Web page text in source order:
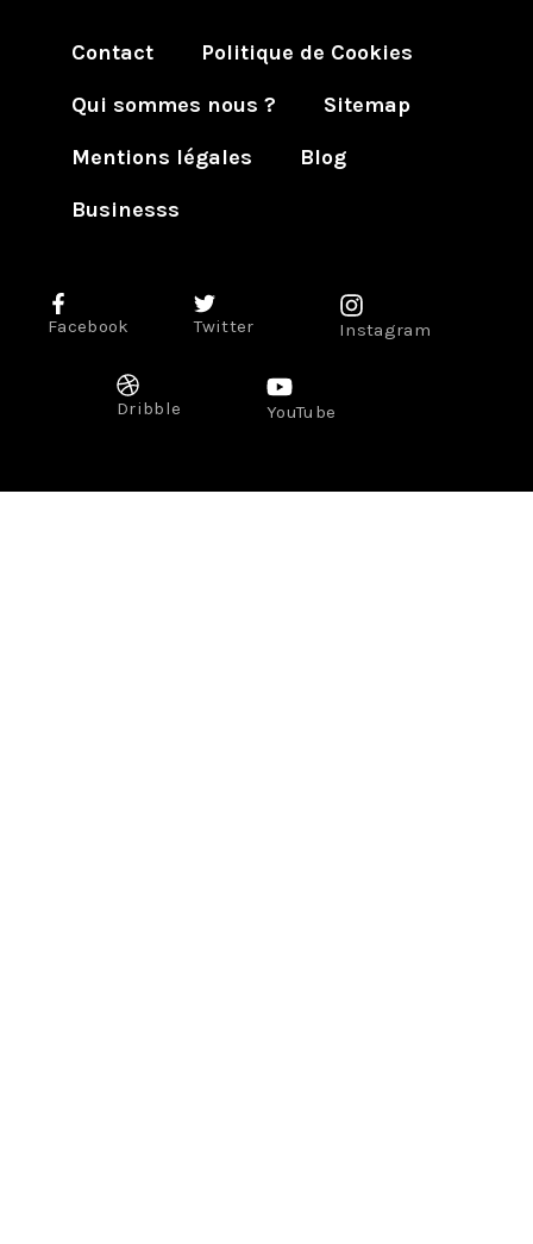
Contact
Politique de Cookies
Qui sommes nous ?
Sitemap
Mentions légales
Blog
Businesss
Facebook Twitter Instagram
Dribble YouTube